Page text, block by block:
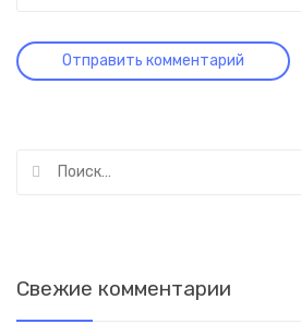
Свежие комментарии